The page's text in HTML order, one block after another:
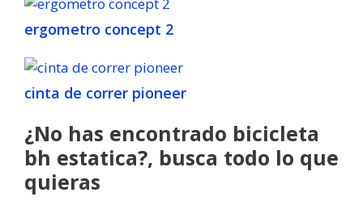
ergometro concept 2
cinta de correr pioneer
¿No has encontrado bicicleta
bh estatica?, busca todo lo que
quieras